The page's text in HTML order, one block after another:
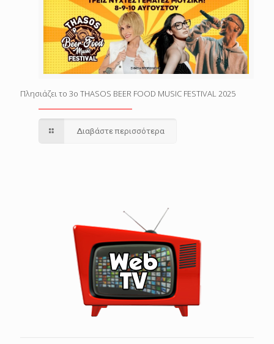
Πλησιάζει το 3o THASOS BEER FOOD MUSIC FESTIVAL 2025
Διαβάστε περισσότερα